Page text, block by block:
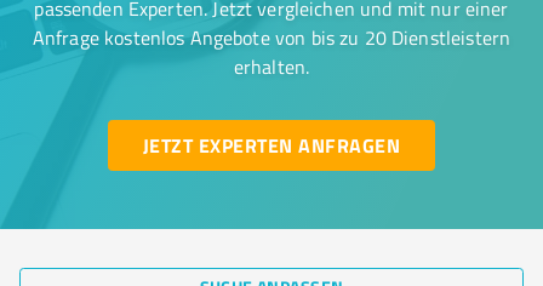
passenden Experten. Jetzt vergleichen und mit nur einer
Anfrage kostenlos Angebote von bis zu 20 Dienstleistern
erhalten.
JETZT EXPERTEN ANFRAGEN